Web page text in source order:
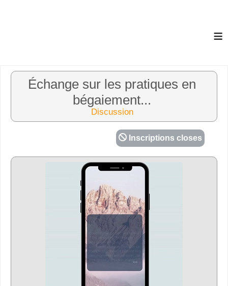
≡
Échange sur les pratiques en
bégaiement...
Discussion
Inscriptions closes